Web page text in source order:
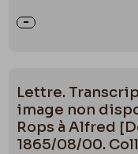
Lettre.
image non
Rops à Alfred
1865/08/00.